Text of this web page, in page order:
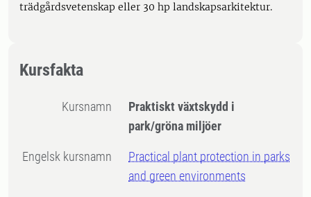
trädgårdsvetenskap eller 30 hp landskapsarkitektur.
Kursfakta
Kursnamn
Praktiskt växtskydd i
park/gröna miljöer
Engelsk kursnamn
Practical plant protection in parks
and green environments